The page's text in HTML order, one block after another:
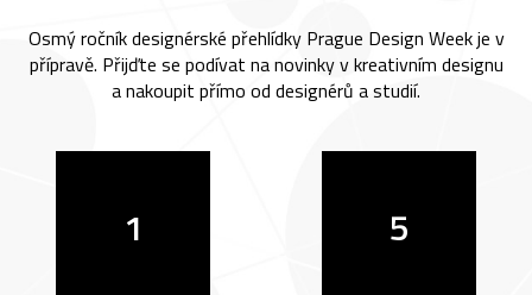
Osmý ročník designérské přehlídky Prague Design Week je v
přípravě. Přijďte se podívat na novinky v kreativním designu
a nakoupit přímo od designérů a studií.
1 5